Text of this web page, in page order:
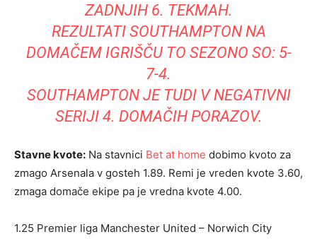
ZADNJIH 6. TEKMAH.
REZULTATI SOUTHAMPTON NA
DOMAČEM IGRIŠČU TO SEZONO SO: 5-
7-4.
SOUTHAMPTON JE TUDI V NEGATIVNI
SERIJI 4. DOMAČIH PORAZOV.
Stavne kvote: Na stavnici Bet at home dobimo kvoto za
zmago Arsenala v gosteh 1.89. Remi je vreden kvote 3.60,
zmaga domače ekipe pa je vredna kvote 4.00.
1.25 Premier liga Manchester United – Norwich City